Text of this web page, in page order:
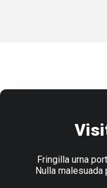
Fringilla urna
Nulla